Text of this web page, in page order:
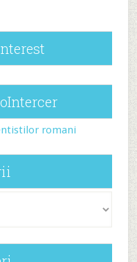
romani